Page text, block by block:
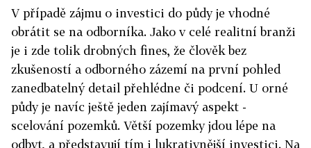
V případě zájmu o investici do půdy je vhodné
obrátit se na odborníka. Jako v celé realitní branži
je i zde tolik drobných fines, že člověk bez
zkušeností a odborného zázemí na první pohled
zanedbatelný detail přehlédne či podcení. U orné
půdy je navíc ještě jeden zajímavý aspekt -
scelování pozemků. Větší pozemky jdou lépe na
odbyt, a představují tím i lukrativnější investici. Na